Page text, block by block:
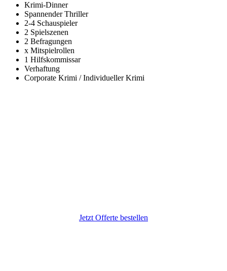
Krimi-Dinner
Spannender Thriller
2-4 Schauspieler
2 Spielszenen
2 Befragungen
x Mitspielrollen
1 Hilfskommissar
Verhaftung
Corporate Krimi / Individueller Krimi
Jetzt Offerte bestellen